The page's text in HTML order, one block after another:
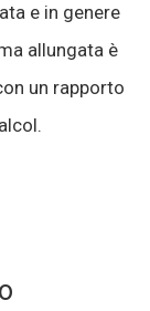
e in genere
allungata è
un rapporto